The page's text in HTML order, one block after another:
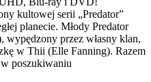
kultowej serii „Predator”
planecie. Młody Predator
przez własny klan,
w Thii (Elle Fanning). Razem
poszukiwaniu